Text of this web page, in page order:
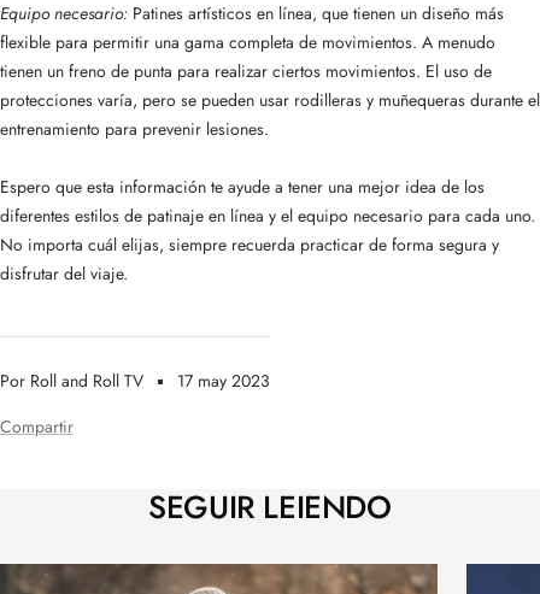
Por Roll and Roll TV
17 may 2023
Compartir
Equipo necesario: Patines artísticos en línea, que tienen un diseño más
flexible para permitir una gama completa de movimientos. A menudo
tienen un freno de punta para realizar ciertos movimientos. El uso de
protecciones varía, pero se pueden usar rodilleras y muñequeras durante el
entrenamiento para prevenir lesiones.
Espero que esta información te ayude a tener una mejor idea de los
diferentes estilos de patinaje en línea y el equipo necesario para cada uno.
No importa cuál elijas, siempre recuerda practicar de forma segura y
disfrutar del viaje.
SEGUIR LEIENDO